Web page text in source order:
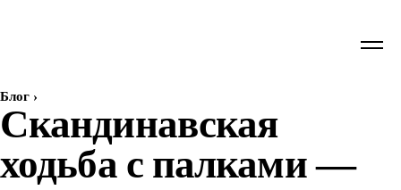
Блог ›
Скандинавская
ходьба с палками —